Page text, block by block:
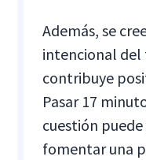
Además, se
intencional
contribuye
Pasar 17
cuestión
fomentar una